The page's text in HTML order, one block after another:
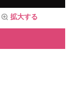
拡大する